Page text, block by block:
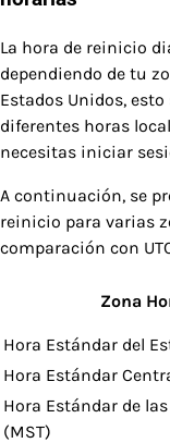
La hora de reinicio
dependiendo de tu
Estados Unidos,
diferentes horas
necesitas iniciar
A continuación, se
reinicio para varias
comparación con
Zona
Hora Estándar del
Hora Estándar
Hora Estándar de
(MST)